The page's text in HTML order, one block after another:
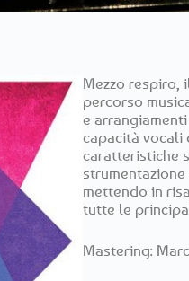
Mezzo respiro,
percorso
e
capacità vocali
caratteristiche
mettendo in
tutte le
Mastering: